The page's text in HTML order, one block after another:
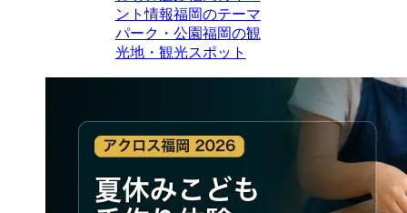
ント情報福岡のテーマ
パーク・公園福岡の観
光地・観光スポット